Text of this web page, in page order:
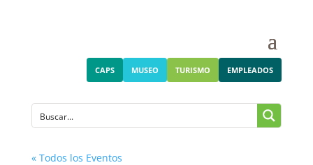
CAPS MUSEO TURISMO EMPLEADOS
« Todos los Eventos